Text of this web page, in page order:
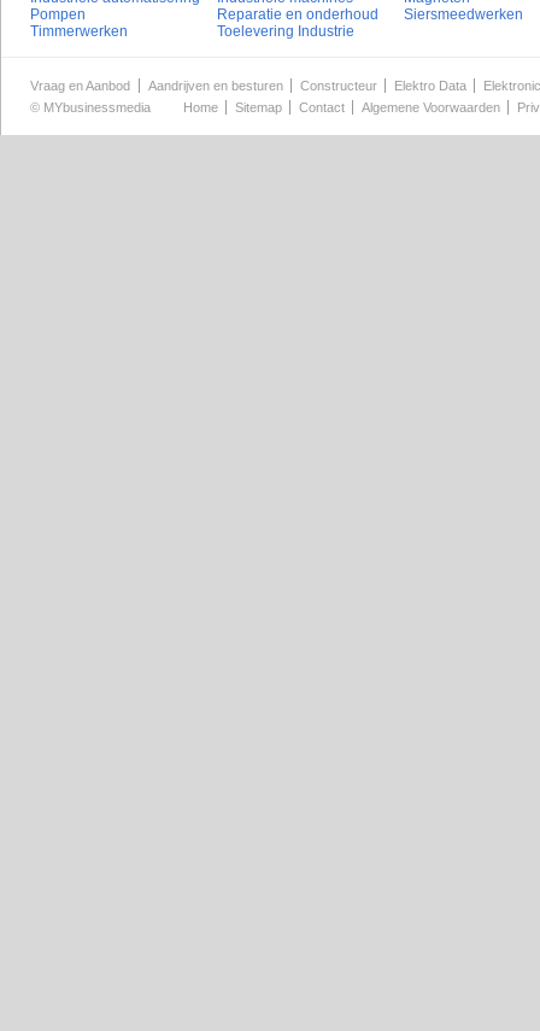
Pompen
Reparatie en onderhoud
Siersmeedwerken
Timmerwerken
Toelevering Industrie
Vraag en Aanbod Aandrijven en besturen Constructeur Elektro Data
© MYbusinessmedia Home Sitemap Contact Algemene Voorwaarden